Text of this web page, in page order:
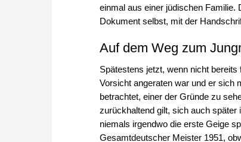
einmal aus einer jüdischen
Dokument selbst, mit der
Auf dem Weg zum
Spätestens jetzt, wenn nicht
Vorsicht angeraten war und er sich
betrachtet, einer der Gründe zu
zurückhaltend gilt, sich auch
niemals irgendwo die erste Geige
Gesamtdeutscher Meister 1951,